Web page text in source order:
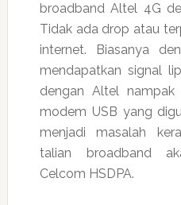
broadband Altel 4G
Tidak ada drop atau
internet. Biasanya
mendapatkan signal
dengan Altel nampak
modem USB yang
menjadi masalah
talian broadband
Celcom HSDPA.